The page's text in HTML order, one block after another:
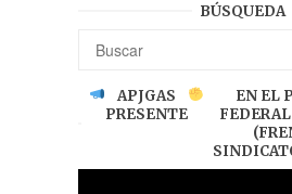
BÚSQUEDA
APJGAS
PRESENTE
EN EL